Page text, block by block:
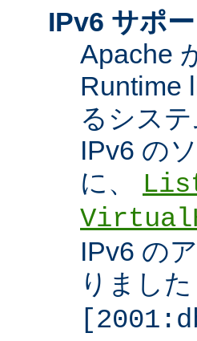
IPv6 サポー
Apache
Runtime
るシス
IPv6 の
に、
IPv6 の
りまし